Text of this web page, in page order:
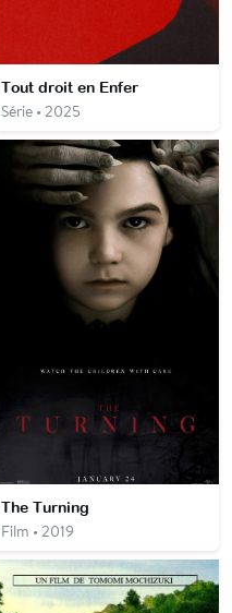
Tout droit en Enfer
Série • 2025
The Turning
Film • 2019